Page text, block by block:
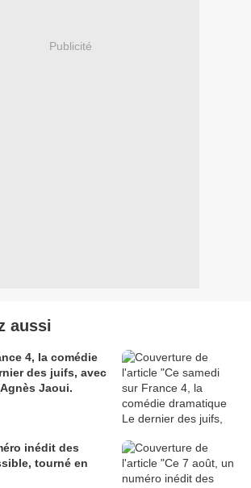
Publicité
aussi
4, la comédie
des juifs, avec
Jaoui.
inédit des
tourné en